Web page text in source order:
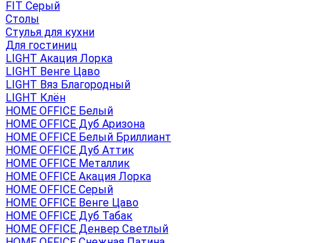
FIT Серый
Столы
Стулья для кухни
Для гостиниц
LIGHT Акация Лорка
LIGHT Венге Цаво
LIGHT Вяз Благородный
LIGHT Клён
HOME OFFICE Белый
HOME OFFICE Дуб Аризона
HOME OFFICE Белый Бриллиант
HOME OFFICE Дуб Аттик
HOME OFFICE Металлик
HOME OFFICE Акация Лорка
HOME OFFICE Серый
HOME OFFICE Венге Цаво
HOME OFFICE Дуб Табак
HOME OFFICE Денвер Светлый